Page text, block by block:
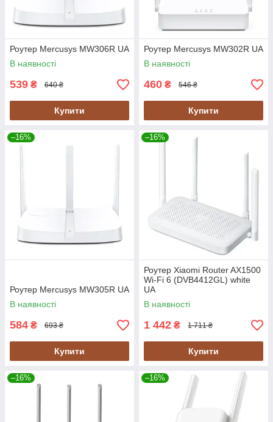
Роутер Mercusys MW306R UA
В наявності
539 ₴ 640 ₴
Купити
Роутер Mercusys MW302R UA
В наявності
460 ₴ 546 ₴
Купити
–16%
Роутер Mercusys MW305R UA
В наявності
584 ₴ 693 ₴
Купити
–16%
Роутер Xiaomi Router AX1500
Wi-Fi 6 (DVB4412GL) white
UA
В наявності
1 442 ₴ 1 711 ₴
Купити
–16% –16%